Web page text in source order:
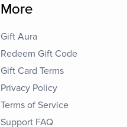
More
Gift Aura
Redeem Gift Code
Gift Card Terms
Privacy Policy
Terms of Service
Support FAQ